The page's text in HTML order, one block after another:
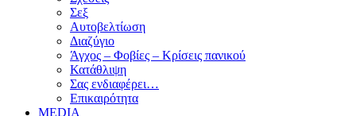
Σεξ
Αυτοβελτίωση
Διαζύγιο
Άγχος – Φοβίες – Κρίσεις πανικού
Κατάθλιψη
Σας ενδιαφέρει…
Επικαιρότητα
MEDIA